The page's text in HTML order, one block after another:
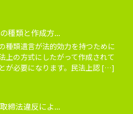
種類と作成方...
種類遺言が法的効力を持つために
上の方式にしたがって作成されて
が必要になります。民法上認 […]
締法違反によ...